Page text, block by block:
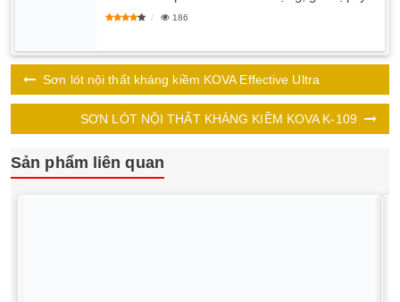
186
Sơn lót nội thất kháng kiềm KOVA Effective Ultra
SƠN LÓT NỘI THẤT KHÁNG KIỀM KOVA K-109
Sản phẩm liên quan